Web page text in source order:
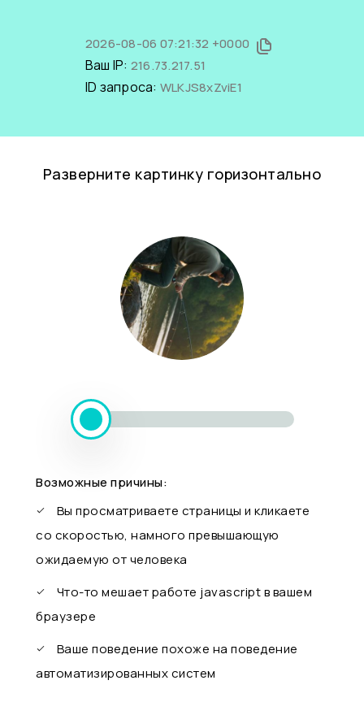
2026-08-06 07:21:32 +0000
Ваш IP: 216.73.217.51
ID запроса: WLKJS8xZviE1
Разверните картинку горизонтально
Возможные причины:
Вы просматриваете страницы и кликаете
со скоростью, намного превышающую
ожидаемую от человека
Что-то мешает работе javascript в вашем
браузере
Ваше поведение похоже на поведение
автоматизированных систем